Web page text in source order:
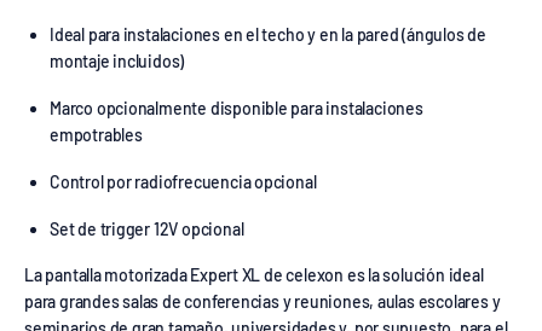
Ideal para instalaciones en el techo y en la pared (ángulos de
montaje incluidos)
Marco opcionalmente disponible para instalaciones
empotrables
Control por radiofrecuencia opcional
Set de trigger 12V opcional
La pantalla motorizada Expert XL de celexon es la solución ideal
para grandes salas de conferencias y reuniones, aulas escolares y